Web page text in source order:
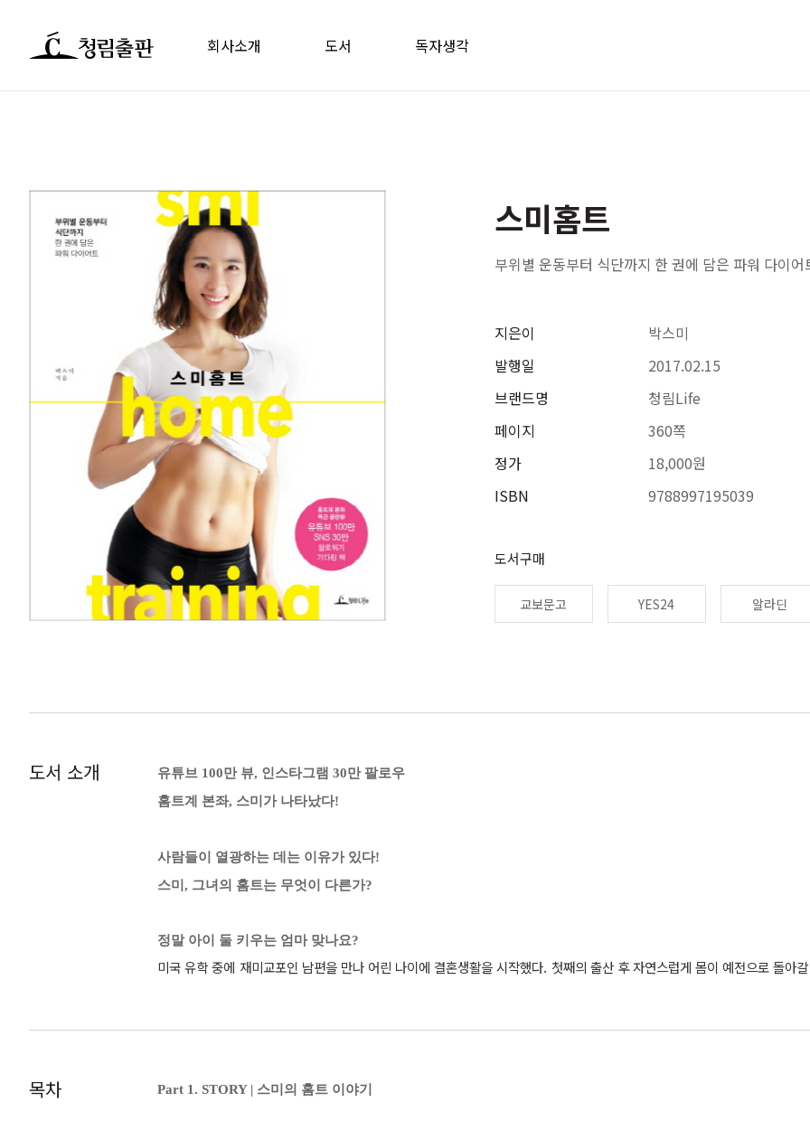
회사소개 도서 독자생각
스미홈트
부위별 운동부터 식단까지 한 권에 담은 파워 다이어
지은이
발행일
브랜드명
페이지
정가
ISBN
박스미
2017.02.15
청림Life
360쪽
18,000원
9788997195039
도서구매
교보문고 YES24 알라딘
도서 소개
유튜브 100만 뷰, 인스타그램 30만 팔로우
홈트계 본좌, 스미가 나타났다!
사람들이 열광하는 데는 이유가 있다!
스미, 그녀의 홈트는 무엇이 다른가?
정말 아이 둘 키우는 엄마 맞나요?
미국 유학 중에 재미교포인 남편을 만나 어린 나이에 결혼생활을 시작했다. 첫째의 출산 후 자연스럽게 몸이 예전으로 돌
목차 Part 1. STORY | 스미의 홈트 이야기